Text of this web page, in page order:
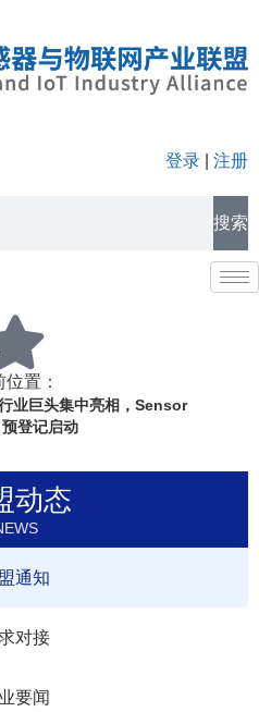
登录 注册
搜索
位置：
业巨头集中亮相，Sensor
登记启动
动态
通知
对接
要闻